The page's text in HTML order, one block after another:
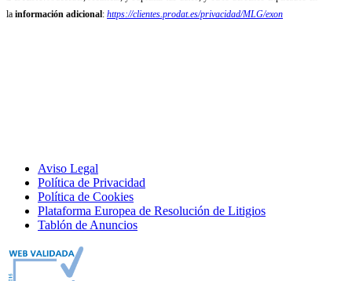
la información adicional: https://clientes.prodat.es/privacidad/MLG/exon
Aviso Legal
Política de Privacidad
Política de Cookies
Plataforma Europea de Resolución de Litigios
Tablón de Anuncios